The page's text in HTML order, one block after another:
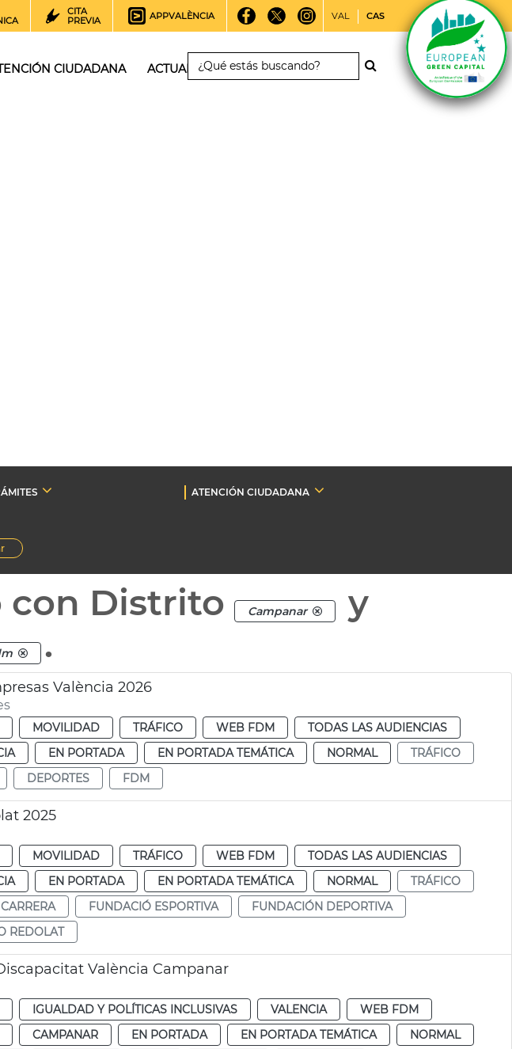
CITA
PREVIA
APPVALÈNCIA VAL CAS
CIUDADANA ACTUALIDAD
ATENCIÓN CIUDADANA
con Distrito Campanar
y
.
València 2026
MOVILIDAD TRÁFICO WEB FDM
TODAS LAS AUDIENCIAS
EN PORTADA EN PORTADA TEMÁTICA NORMAL
TRÁFICO
DEPORTES FDM
2025
MOVILIDAD TRÁFICO WEB FDM
TODAS LAS AUDIENCIAS
EN PORTADA EN PORTADA TEMÁTICA NORMAL
TRÁFICO
CARRERA FUNDACIÓ ESPORTIVA
FUNDACIÓN DEPORTIVA
REDOLAT
València Campanar
IGUALDAD Y POLÍTICAS INCLUSIVAS VALENCIA
WEB FDM
CAMPANAR EN PORTADA EN PORTADA TEMÁTICA
NORMAL